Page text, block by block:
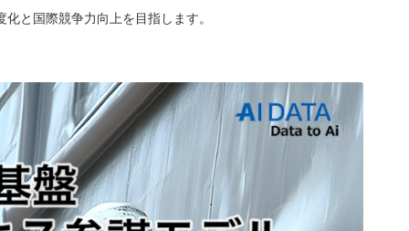
と国際競争力向上を目指します。